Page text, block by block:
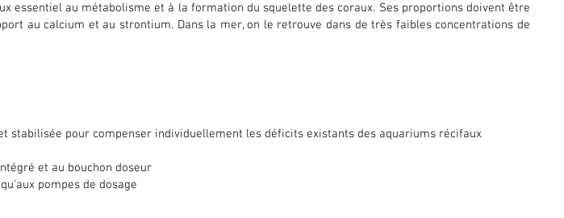
essentiel au métabolisme et à la formation du squelette des coraux. Ses proportions doivent être
au calcium et au strontium. Dans la mer, on le retrouve dans de très faibles concentrations de
stabilisée pour compenser individuellement les déficits existants des aquariums récifaux
et au bouchon doseur
pompes de dosage